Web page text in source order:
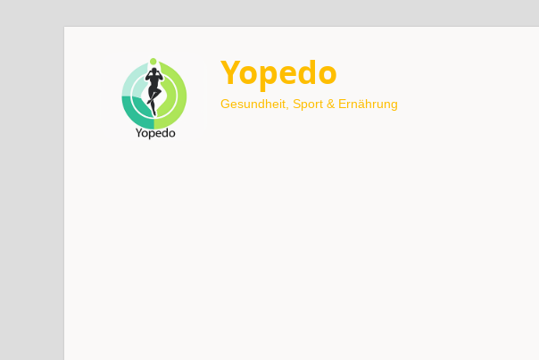
Yopedo
Gesundheit, Sport & Ernährung